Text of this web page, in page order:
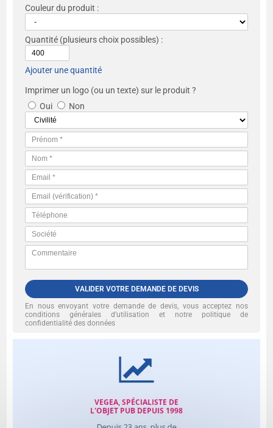
Couleur du produit :
Quantité (plusieurs choix possibles) :
Ajouter une quantité
Imprimer un logo (ou un texte) sur le produit ?
Oui
Non
VALIDER VOTRE DEMANDE DE DEVIS
En nous envoyant votre demande de devis, vous acceptez nos
conditions générales d’utilisation et notre politique de
confidentialité des données